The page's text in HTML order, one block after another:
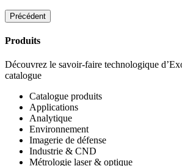
Précédent
Produits
Découvrez le savoir-faire technologique
catalogue
Catalogue produits
Applications
Analytique
Environnement
Imagerie de défense
Industrie & CND
Métrologie laser & optique